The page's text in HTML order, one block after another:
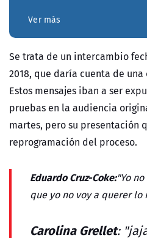
Ver más
Se trata de un intercambio
2018, que daría cuenta de
Estos mensajes iban a ser
pruebas en la audiencia
martes, pero su presentación
reprogramación del proceso.
Eduardo Cruz-Coke:"Yo
que yo no voy a querer lo
Carolina Grellet: